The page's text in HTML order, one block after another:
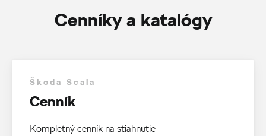
Cenníky a katalógy
Škoda Scala
Cenník
Kompletný cenník na stiahnutie